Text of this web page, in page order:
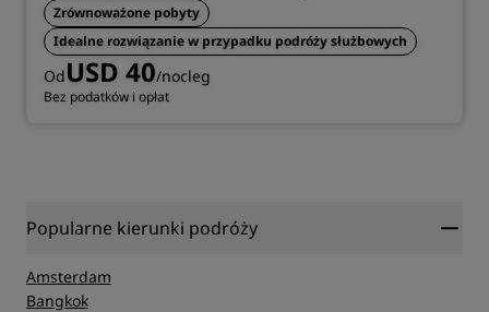
Zrównoważone pobyty
Idealne rozwiązanie w przypadku podróży służbowych
OdUSD 40/nocleg
Bez podatków i opłat
Popularne kierunki podróży
Amsterdam
Bangkok